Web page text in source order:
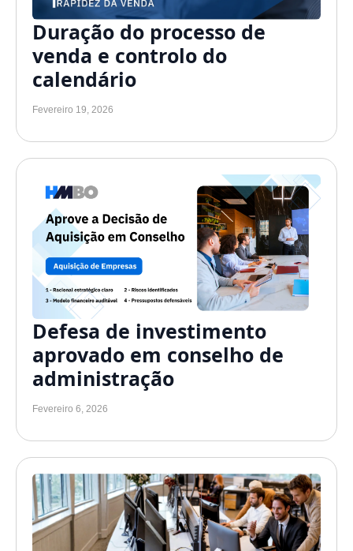
Duração do processo de
venda e controlo do
calendário
Fevereiro 19, 2026
Defesa de investimento
aprovado em conselho de
administração
Fevereiro 6, 2026